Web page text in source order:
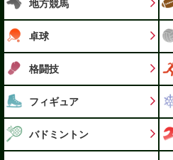
地方競馬
卓球
格闘技
フィギュア
バドミントン